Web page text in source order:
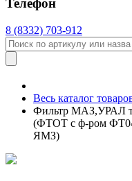
Телефон
8 (8332) 703-912
Весь каталог
Фильтр МАЗ,УРАЛ
(ФТОТ с ф-ром
ЯМЗ)